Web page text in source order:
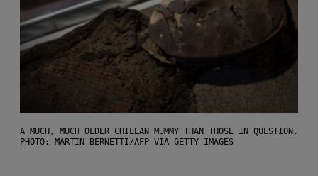
A MUCH, MUCH OLDER CHILEAN MUMMY THAN THOSE IN QUESTION.
PHOTO: MARTIN BERNETTI/AFP VIA GETTY IMAGES